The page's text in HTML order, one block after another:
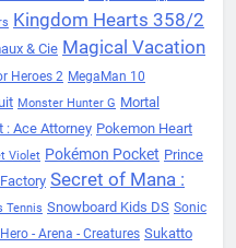
Kingdom Hearts 358/2
& Cie Magical Vacation
Heroes 2 MegaMan 10
Monster Hunter G Mortal
: Ace Attorney Pokemon Heart
Violet Pokémon Pocket Prince
Secret of Mana :
Tennis Snowboard Kids DS Sonic
- Arena - Creatures Sukatto